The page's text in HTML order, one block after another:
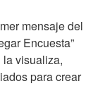
mensaje del
Encuesta”
visualiza,
para crear